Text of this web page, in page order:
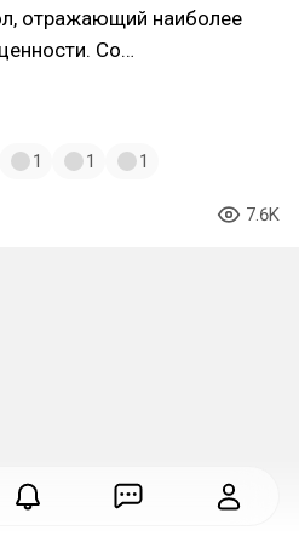
отражающий наиболее
Со…
1 1 1
7.6K